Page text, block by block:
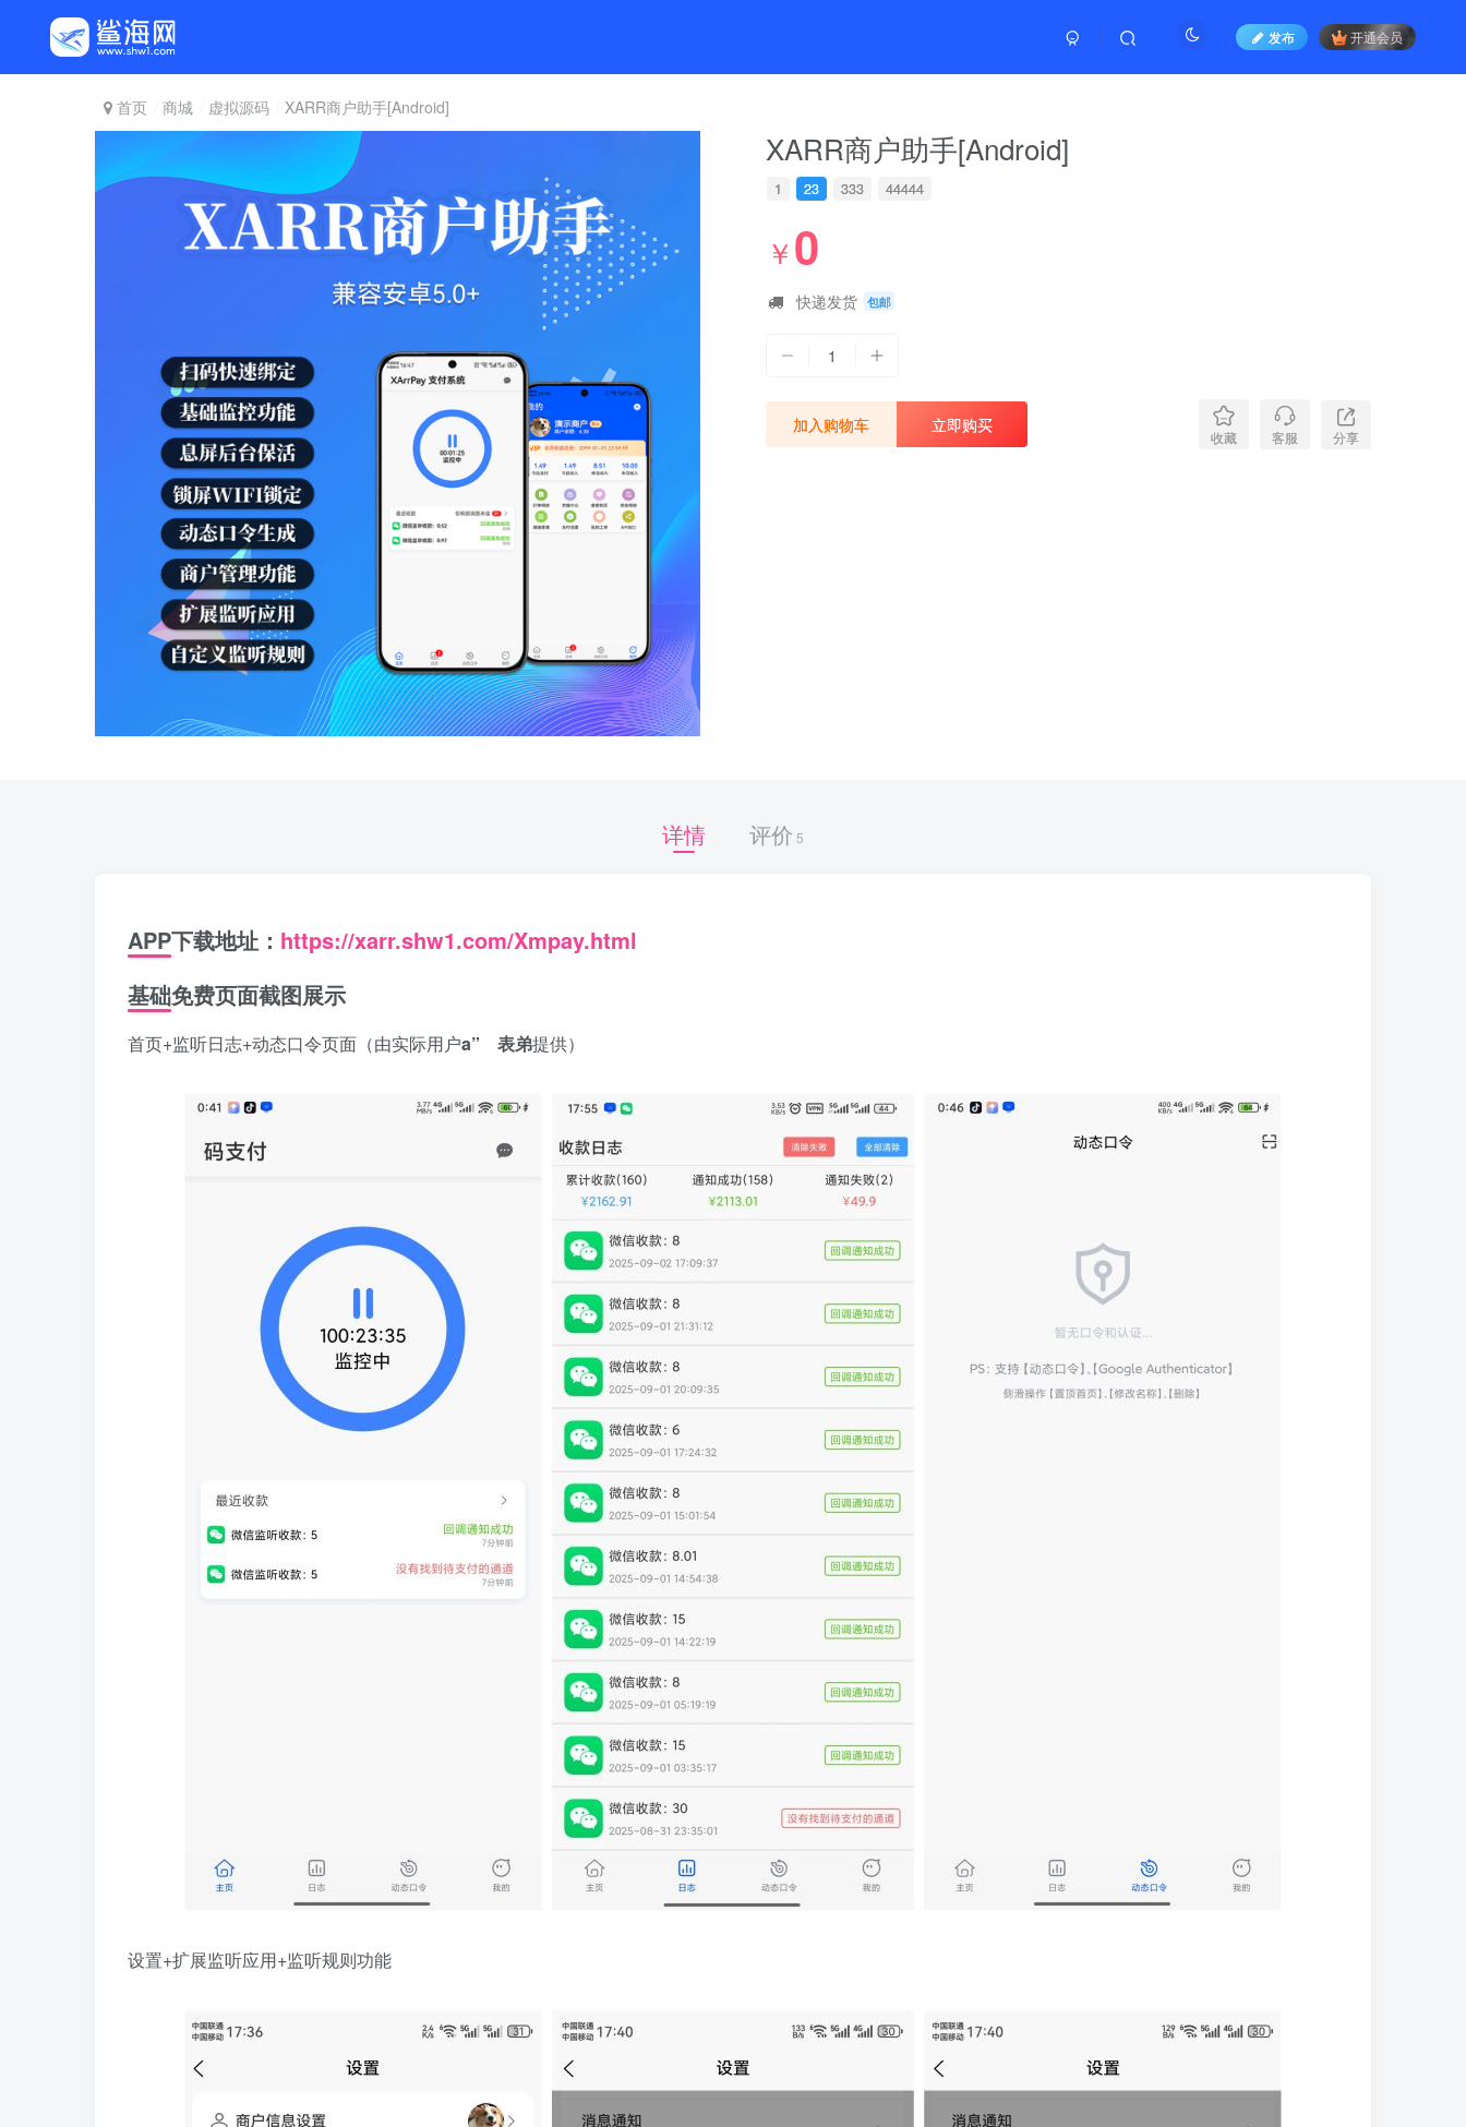
发布 开通会员
首页 商城 虚拟源码 XARR商户助手[Android]
XARR商户助手[Android]
1 23 333 44444
￥0
快递发货 包邮
1
加入购物车 立即购买
收藏 客服 分享
详情 评价 5
APP下载地址： https://xarr.shw1.com/Xmpay.html
基础免费页面截图展示
首页+监听日志+动态口令页面（由实际用户a”ゞ表弟提供）
设置+扩展监听应用+监听规则功能